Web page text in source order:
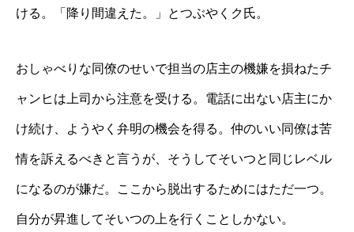
ける。「降り間違えた。」とつぶやくク氏。
おしゃべりな同僚のせいで担当の店主の機嫌を損ねたチ
ャンヒは上司から注意を受ける。電話に出ない店主にか
け続け、ようやく弁明の機会を得る。仲のいい同僚は苦
情を訴えるべきと言うが、そうしてそいつと同じレベル
になるのが嫌だ。ここから脱出するためにはただ一つ。
自分が昇進してそいつの上を行くことしかない。